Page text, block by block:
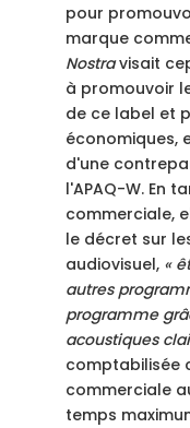
pour
marque
Nostravisait
à promouvoir
de ce label et
économiques,
d'une
l'APAQ-W. En
commerciale,
le décret sur
audiovisuel, «
autres
programme
acoustiques
comptabilisée
commerciale
temps